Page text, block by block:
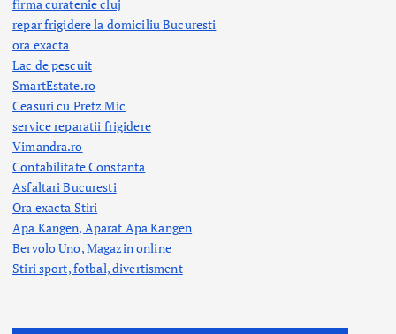
firma curatenie cluj
repar frigidere la domiciliu Bucuresti
ora exacta
Lac de pescuit
SmartEstate.ro
Ceasuri cu Pretz Mic
service reparatii frigidere
Vimandra.ro
Contabilitate Constanta
Asfaltari Bucuresti
Ora exacta Stiri
Apa Kangen, Aparat Apa Kangen
Bervolo Uno, Magazin online
Stiri sport, fotbal,divertisment